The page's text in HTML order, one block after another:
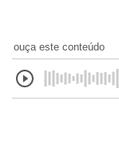
ouça este conteúdo